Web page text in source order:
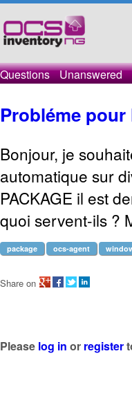
Questions Unanswered
Probléme pour
Bonjour, je
automatique sur
PACKAGE il est
quoi servent-ils ?
package ocs-agent
Share on
Please log in or register